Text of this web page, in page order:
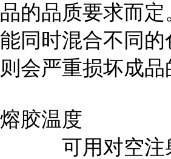
品的品质要求而定
能同时混合不同
则会严重损坏成品
熔胶温度
可用对空注射